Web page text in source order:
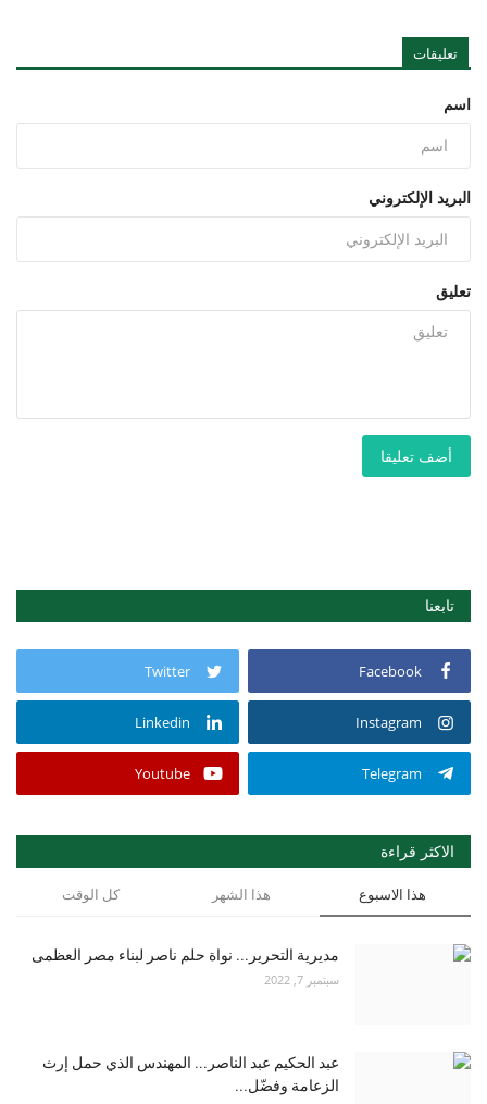
تعليقات
اسم
البريد الإلكتروني
تعليق
أضف تعليقا
تابعنا
Facebook
Twitter
Instagram
Linkedin
Telegram
Youtube
الاكثر قراءة
هذا الاسبوع هذا الشهر كل الوقت
مديرية التحرير... نواة حلم ناصر لبناء مصر العظمى
سبتمبر 7, 2022
عبد الحكيم عبد الناصر... المهندس الذي حمل إرث
الزعامة وفضّل...